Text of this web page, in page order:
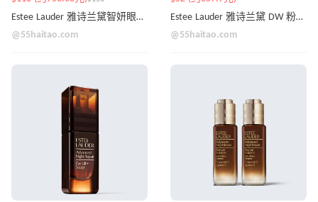
Estee Lauder 雅诗兰黛智妍眼霜 15ml*2
@55haitao.com
Estee Lauder 雅诗兰黛 DW 粉底液 多色号
@55haitao.com